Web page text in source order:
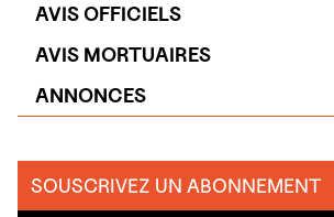
AVIS OFFICIELS
AVIS MORTUAIRES
ANNONCES
SOUSCRIVEZ UN ABONNEMENT